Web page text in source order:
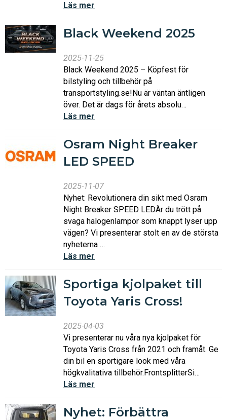
Läs mer
Black Weekend 2025
2025-11-25
Black Weekend 2025 – Köpfest för
bilstyling och tillbehör på
transportstyling.se!Nu är väntan äntligen
över. Det är dags för årets absolu…
Läs mer
Osram Night Breaker
LED SPEED
2025-11-07
Nyhet: Revolutionera din sikt med Osram
Night Breaker SPEED LEDÄr du trött på
svaga halogenlampor som knappt lyser upp
vägen? Vi presenterar stolt en av de största
nyheterna …
Läs mer
Sportiga kjolpaket till
Toyota Yaris Cross!
2025-04-03
Vi presenterar nu våra nya kjolpaket för
Toyota Yaris Cross från 2021 och framåt. Ge
din bil en sportigare look med våra
högkvalitativa tillbehör.FrontsplitterSi…
Läs mer
Nyhet: Förbättra